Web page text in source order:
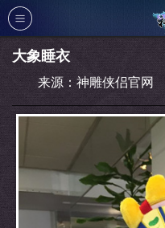
大象睡衣
来源：神雕侠侣官网
新闻